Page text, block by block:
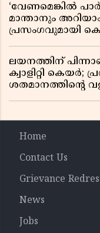
‘വേണമെങ്കിൽ
മാന്താനും
പ്രസംഗവുമായി
ലയനത്തിന്
ക്വാളിറ്റി കെയർ;
ശതമാനത്തിൻ്റെ
Home
Contact Us
Grievance
News
Jobs